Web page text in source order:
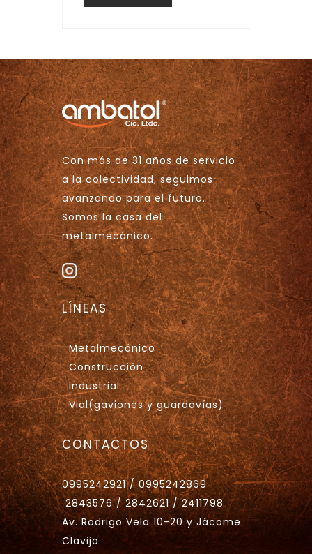
Con más de 31 años de servicio
a la colectividad, seguimos
avanzando para el futuro.
Somos la casa del
metalmecánico.
LÍNEAS
Metalmecánico
Construcción
Industrial
Vial(gaviones y guardavías)
CONTACTOS
0995242921 / 0995242869
2843576 / 2842621 / 2411798
Av. Rodrigo Vela 10-20 y Jácome
Clavijo